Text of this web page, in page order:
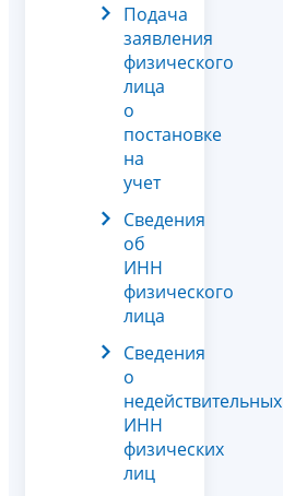
Подача
заявления
физического
лица
о
постановке
на
учет
Сведения
об
ИНН
физического
лица
Сведения
о
недействительных
ИНН
физических
лиц